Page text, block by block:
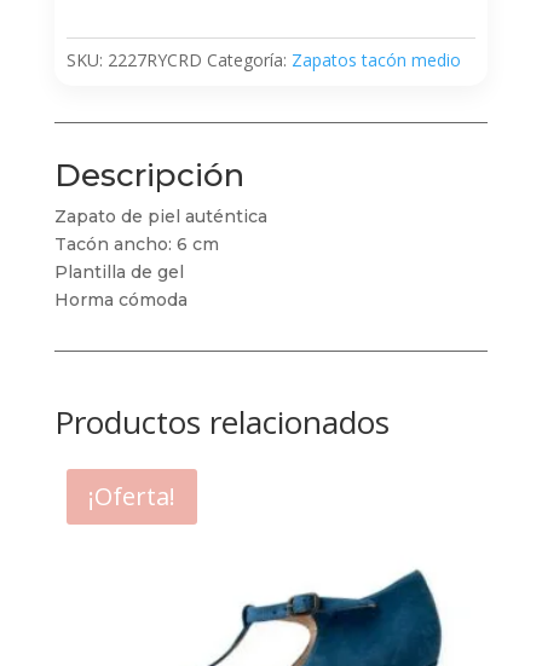
SKU: 2227RYCRD Categoría: Zapatos tacón medio
Descripción
Zapato de piel auténtica
Tacón ancho: 6 cm
Plantilla de gel
Horma cómoda
Productos relacionados
¡Oferta!